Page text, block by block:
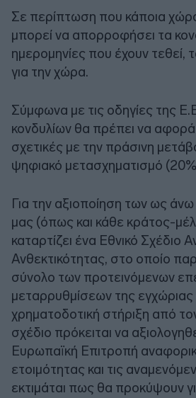
Σε περίπτωση που κάποια
μπορεί να απορροφήσει τα
ημερομηνίες που έχουν τεθεί,
για την χώρα.
Σύμφωνα με τις οδηγίες της
κονδυλίων θα πρέπει να
σχετικές με την πράσινη
ψηφιακό μετασχηματισμό
Για την αξιοποίηση των ως
μας (όπως και κάθε κράτος-
καταρτίζει ένα Εθνικό Σχέδιο
Ανθεκτικότητας, στο οποίο
σύνολο των προτεινόμενων
μεταρρυθμίσεων της εγχώριας
χρηματοδοτική στήριξη από
σχέδιο πρόκειται να
Ευρωπαϊκή Επιτροπή
ετοιμότητας και τις
εκτιμάται πως θα προκύψουν